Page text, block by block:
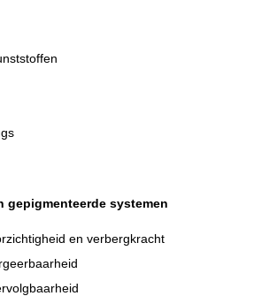
gepigmenteerde systemen
en verbergkracht